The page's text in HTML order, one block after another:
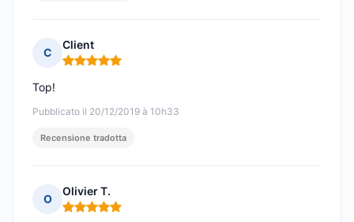
C
Client
Nota: 5 su 5
Pubblicato il 20/12/2019 à 10h33
Top!
Recensione tradotta
O
Olivier T.
Nota: 5 su 5